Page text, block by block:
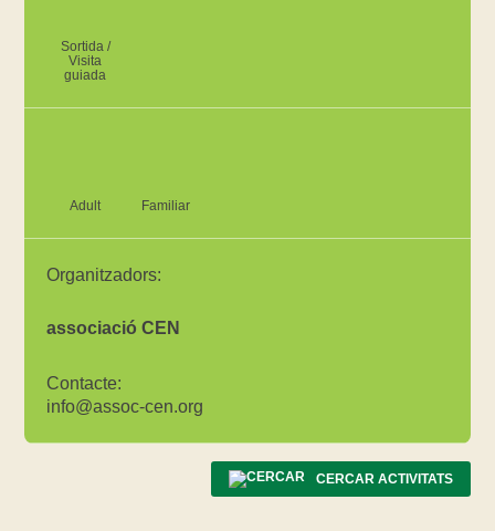
Sortida /
Visita
guiada
Adult Familiar
Organitzadors:
associació CEN
Contacte:
info@assoc-cen.org
CERCAR ACTIVITATS